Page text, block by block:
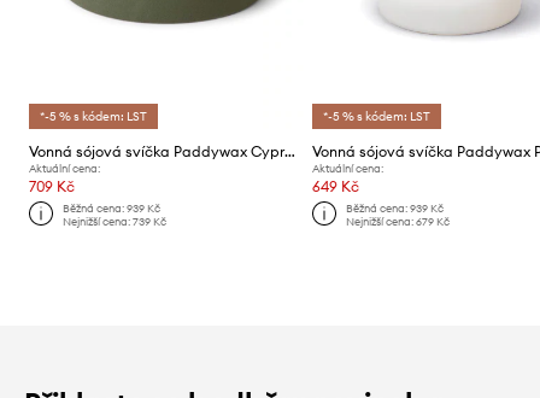
*-5 % s kódem: LST
Vonná sójová svíčka Paddywax Cypress & Fir 283 g
Aktuální cena:
709 Kč
Běžná cena:939 Kč
Nejnižší cena:739 Kč
*-5 % s kódem: LST
Aktuální cena:
649 Kč
Běžná cena: 939 Kč
Nejnižší cena: 679 Kč